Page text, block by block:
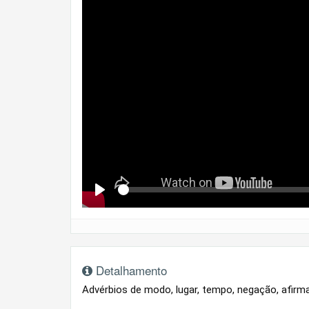
Play
Detalhamento
Advérbios de modo, lugar, tempo, negação,